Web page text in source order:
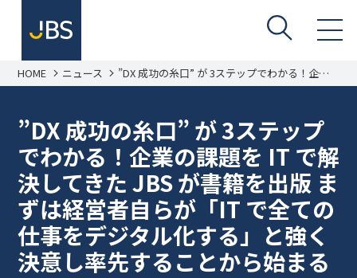
HOME ニュース ”DX 成功の糸口” が 3ステップでわかる！企業
の課題を IT で解決してきた JBS が書籍を出版
る
”DX 成功の糸口” が 3ステップ
でわかる！企業の課題を IT で解
決してきた JBS が書籍を出版 ま
ずは経営者自らが「IT で全ての
仕事をデジタル化する」と強く
決意し率先することから始まる